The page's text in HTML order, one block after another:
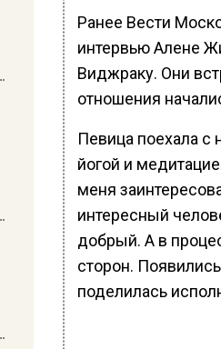
Ранее Вести
интервью Алене
Виджраку. Они
отношения
Певица поехала с
йогой и
меня
интересный
добрый. А в
сторон.
поделилась